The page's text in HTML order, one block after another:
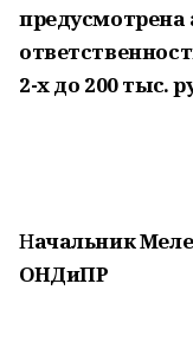
2-х до 200 тыс.
Начальник
ОНДиПР